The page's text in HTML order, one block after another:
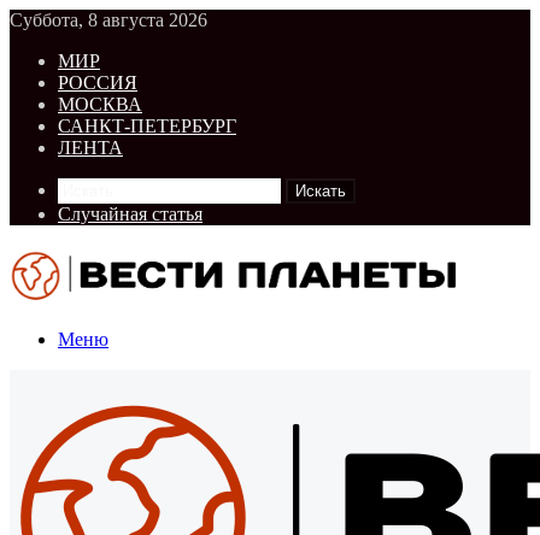
Суббота, 8 августа 2026
МИР
РОССИЯ
МОСКВА
САНКТ-ПЕТЕРБУРГ
ЛЕНТА
Искать
Случайная статья
Меню